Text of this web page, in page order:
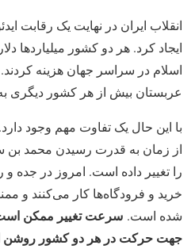
انقلاب ایران در نهایت یک رقابت
ایجاد کرد. هر دو کشور میلیاردها
اسلام در سراسر جهان هزینه
عربستان بیش از هر کشور دیگری
با این حال یک تفاوت مهم وجود
از زمان به قدرت رسیدن محمد بن
را تغییر داده است. امروز در جده و
خرید و فرودگاه‌ها کار می‌کنند و
شده است. سرعت تغییر ممکن است
جهت حرکت در هر دو کشور